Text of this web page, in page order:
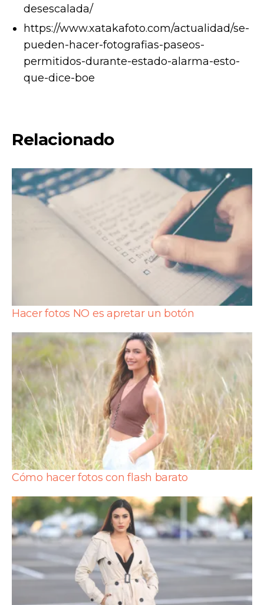
desescalada/
https://www.xatakafoto.com/actualidad/se-
pueden-hacer-fotografias-paseos-
permitidos-durante-estado-alarma-esto-
que-dice-boe
Relacionado
Hacer fotos NO es apretar un botón
Cómo hacer fotos con flash barato